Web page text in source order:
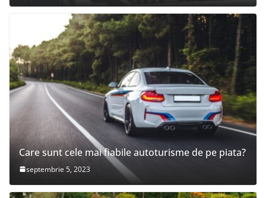
Care sunt cele mai fiabile autoturisme de pe piata?
septembrie 5, 2023